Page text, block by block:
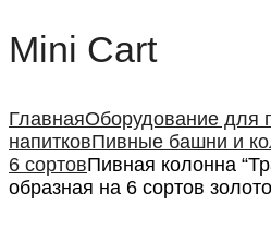
Mini Cart
ГлавнаяОборудование для
напитковПивные башни и
6 сортовПивная колонна
образная на 6 сортов золото